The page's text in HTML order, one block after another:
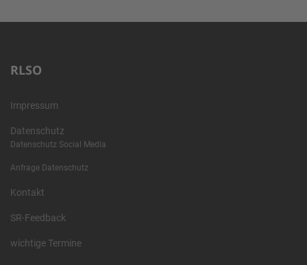
RLSO
Impressum
Datenschutz
Datenschutz Social Media
Anfrage Datenschutz
Kontakt
SR-Feedback
wichtige Termine